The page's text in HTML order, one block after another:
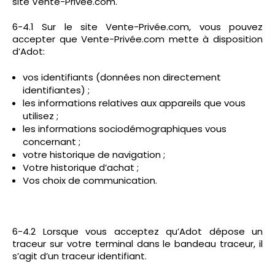
6-4.1 Sur le site Vente-Privée.com, vous pouvez
accepter que Vente-Privée.com mette à disposition
d’Adot:
vos identifiants (données non directement
identifiantes) ;
les informations relatives aux appareils que vous
utilisez ;
les informations sociodémographiques vous
concernant ;
votre historique de navigation ;
Votre historique d’achat ;
Vos choix de communication.
6-4.2 Lorsque vous acceptez qu’Adot dépose un
traceur sur votre terminal dans le bandeau traceur, il
s’agit d’un traceur identifiant.